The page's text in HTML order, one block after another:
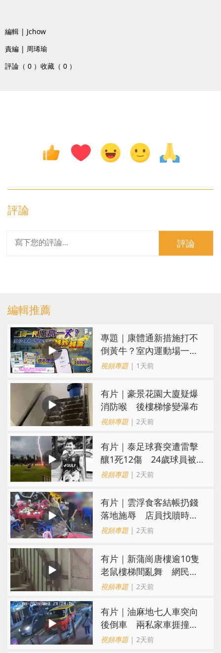
編輯 | Jchow
責編 | 周琋瑜
評論（ 0 ） 收藏（ 0 ）
評論
評論
編輯推薦
專題｜康體通新措施打不
倒黃牛？室內運動場一場
難求越炒越貴
視頻專題| 1天前
有片｜豪景花園大廈疑爆
消防喉 後樓梯慘變瀑布
視頻專題| 2天前
有片｜泰足球賽突遭雷擊
釀1死12傷 24歲球員被
閃電劈中亡
視頻專題| 2天前
​有片｜雲浮食客結帳扔錢
落地施辱 店員找贖時還
施彼身獲老闆肯定
視頻專題| 2天前
有片｜新蒲崗唐樓逾10隻
老鼠樓梯間亂舞 網民嚇
親：每次經過都要好大勇
視頻專題| 2天前
有片｜油麻地七人車突向
後倒車 兩私家車捱撞
司機不顧而去
視頻專題| 2天前